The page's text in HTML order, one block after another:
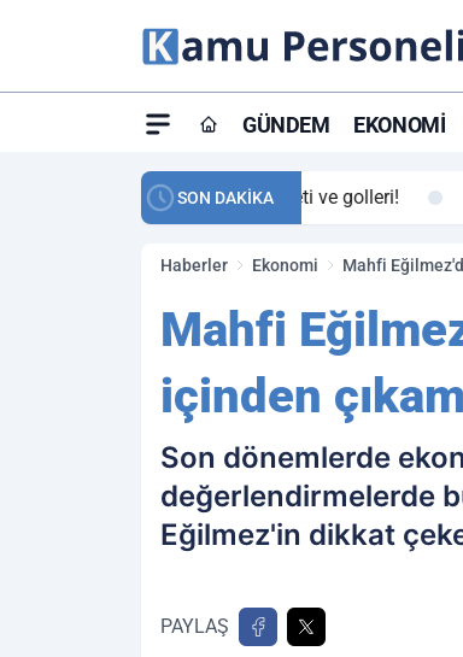
GÜNDEM EKONOMI
SON DAKİKA
maç özeti ve golleri! 23:59 Petrol
Haberler Ekonomi Mahfi
Mahfi
içinden
Son dönemlerde
değerlendirmelerde
Eğilmez'in dikkat
PAYLAŞ